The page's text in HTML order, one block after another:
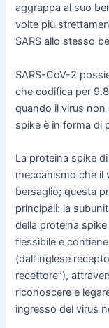
aggrappa al suo
volte più
SARS allo stesso
SARS-CoV-2
che codifica per
quando il virus
spike è in forma di
La proteina spike
meccanismo che il
bersaglio; questa
principali: la
della proteina
flessibile e
(dall’inglese
recettore”),
riconoscere e
ingresso del virus